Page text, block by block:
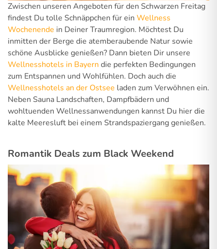
Zwischen unseren Angeboten für den Schwarzen Freitag
findest Du tolle Schnäppchen für ein Wellness
Wochenende in Deiner Traumregion. Möchtest Du
inmitten der Berge die atemberaubende Natur sowie
schöne Ausblicke genießen? Dann bieten Dir unsere
Wellnesshotels in Bayern die perfekten Bedingungen
zum Entspannen und Wohlfühlen. Doch auch die
Wellnesshotels an der Ostsee laden zum Verwöhnen ein.
Neben Sauna Landschaften, Dampfbädern und
wohltuenden Wellnessanwendungen kannst Du hier die
kalte Meeresluft bei einem Strandspaziergang genießen.
Romantik Deals zum Black Weekend